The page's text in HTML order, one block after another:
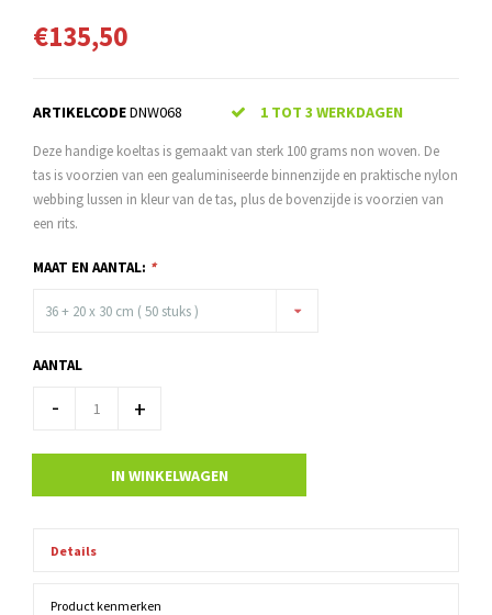
€135,50
ARTIKELCODEDNW068 1 TOT 3 WERKDAGEN
Deze handige koeltas is gemaakt van sterk 100 grams non woven. De
tas is voorzien van een gealuminiseerde binnenzijde en praktische nylon
webbing lussen in kleur van de tas, plus de bovenzijde is voorzien van
een rits.
MAAT EN AANTAL: *
36 + 20 x 30 cm ( 50 stuks )
AANTAL
- +
IN WINKELWAGEN
Details
Product kenmerken